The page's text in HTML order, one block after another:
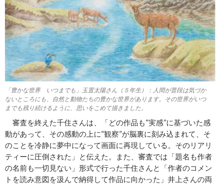
「豊かな世界 いつまでも」玉置太陽さん（５年生）：人間が普段は気づか
ないところにも、自然と動物たちの豊かな世界があります。その世界がいつ
までも残り続けるように、思いをこめて描きました。
審査を終えた千住さんは、「どの作品も“実感”に基づいた感
動があって、その感動の上に“観察”が脳裏に刻み込まれて、そ
のことを冷静に夢中になって画面に再現している。そのリアリ
ティーに圧倒された」と伝えた。また、審査では「題名も作者
の名前も一切見ない」形式で行った千住さんと「作者のコメン
トを読み意図を汲んで納得して作品に向かった」井上さんの両